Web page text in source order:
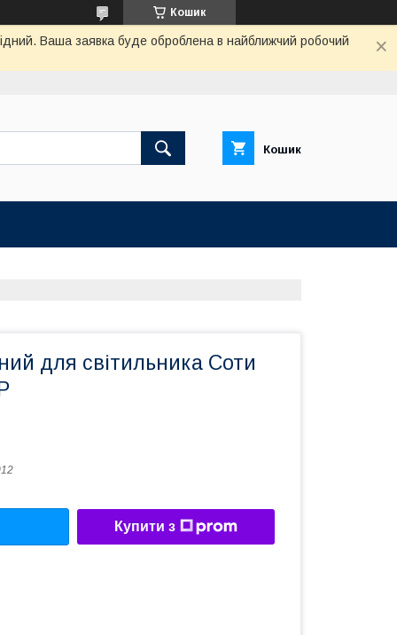
Кошик
Ваша заявка буде оброблена в найближчий робочий
Кошик
для світильника Соти
Купити з